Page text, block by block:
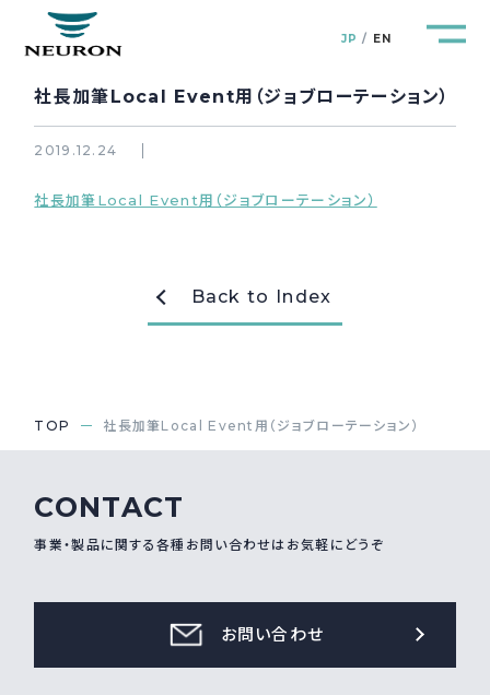
JP EN
管路防災研究所 Pipeline Resilience Lab.
採用情報 Recruit
お問い合わせ
社長加筆Local Event用（ジョブローテーション）
2019.12.24
社長加筆Local Event用（ジョブローテーション）
Back to Index
TOP 社長加筆Local Event用（ジョブローテーション）
CONTACT
事業・製品に関する各種お問い合わせはお気軽にどうぞ
お問い合わせ